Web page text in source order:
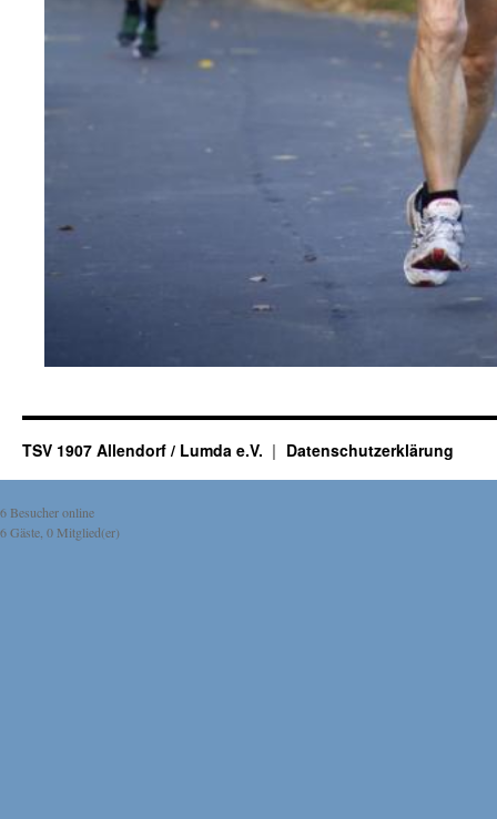
TSV 1907 Allendorf / Lumda e.V. Datenschutzerklärung
6 Besucher online
6 Gäste, 0 Mitglied(er)